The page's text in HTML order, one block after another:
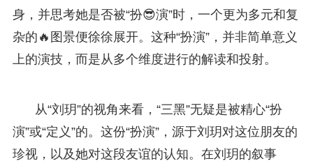
身，并思考她是否被“扮😎演”时，一个更为多元和复
杂的🔥图景便徐徐展开。这种“扮演”，并非简单意义
上的演技，而是从多个维度进行的解读和投射。
从“刘玥”的视角来看，“三黑”无疑是被精心“扮
演”或“定义”的。这份“扮演”，源于刘玥对这位朋友的
珍视，以及她对这段友谊的认知。在刘玥的叙事